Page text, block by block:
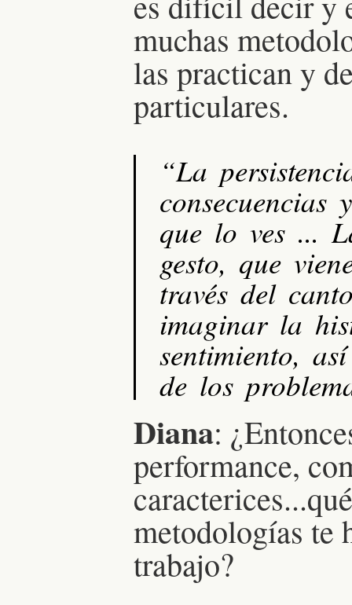
muchas
las practican y
particulares.
“La
que lo ves ...
gesto, que
través del
imaginar la
sentimiento,
de los
Diana:
performance,
metodologías te
trabajo?